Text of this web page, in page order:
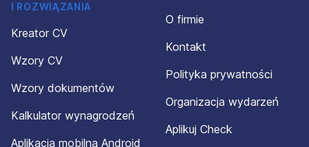
I ROZWIĄZANIA
Kreator CV
Wzory CV
Wzory dokumentów
Kalkulator wynagrodzeń
Aplikacja mobilna Android
O firmie
Kontakt
Polityka prywatności
Organizacja wydarzeń
Aplikuj Check